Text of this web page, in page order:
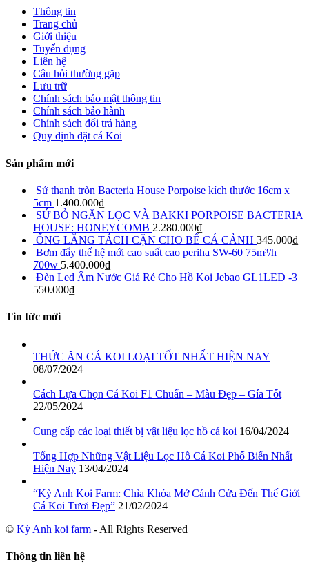
Thông tin
Trang chủ
Giới thiệu
Tuyển dụng
Liên hệ
Câu hỏi thường gặp
Lưu trữ
Chính sách bảo mật thông tin
Chính sách bảo hành
Chính sách đổi trả hàng
Quy định đặt cá Koi
Sản phẩm mới
Sứ thanh tròn Bacteria House Porpoise kích thước 16cm x
5cm 1.400.000₫
SỨ BỎ NGĂN LỌC VÀ BAKKI PORPOISE BACTERIA
HOUSE: HONEYCOMB 2.280.000₫
ỐNG LẮNG TÁCH CẶN CHO BỂ CÁ CẢNH 345.000₫
Bơm đẩy thế hệ mới cao suất cao periha SW-60 75m³/h
700w 5.400.000₫
Đèn Led Âm Nước Giá Rẻ Cho Hồ Koi Jebao GL1LED -3
550.000₫
Tin tức mới
THỨC ĂN CÁ KOI LOẠI TỐT NHẤT HIỆN NAY
08/07/2024
Cách Lựa Chọn Cá Koi F1 Chuẩn – Màu Đẹp – Gía Tốt
22/05/2024
Cung cấp các loại thiết bị vật liệu lọc hồ cá koi 16/04/2024
Tổng Hợp Những Vật Liệu Lọc Hồ Cá Koi Phổ Biến Nhất
Hiện Nay 13/04/2024
“Kỳ Anh Koi Farm: Chìa Khóa Mở Cánh Cửa Đến Thế Giới
Cá Koi Tươi Đẹp” 21/02/2024
© Kỳ Anh koi farm - All Rights Reserved
Thông tin liên hệ